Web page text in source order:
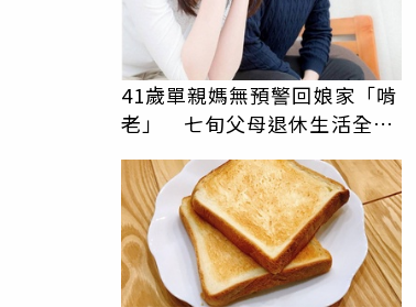
41歲單親媽無預警回娘家「啃
老」 七旬父母退休生活全變